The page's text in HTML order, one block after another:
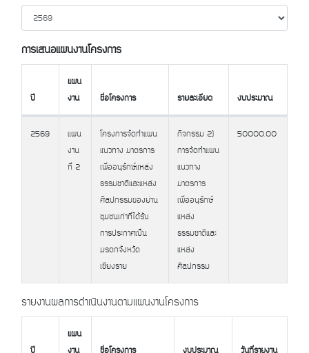
การเสนอแผนงานโครงการ
ปี
แผน
งาน
ชื่อโครงการ รายละเอียด งบประมาณ
2569
แผน
งาน
ที่ 2
โครงการจัดทำแผน
แนวทาง มาตรการ
เพื่ออนุรักษ์แหล่ง
ธรรมชาติและแหล่ง
ศิลปกรรมของย่าน
ชุมชนเก่าที่ได้รับ
การประกาศเป็น
มรดกจังหวัด
เชียงราย
กิจกรรม 2)
การจัดทำแผน
แนวทาง
มาตรการ
เพื่ออนุรักษ์
แหล่ง
ธรรมชาติและ
แหล่ง
ศิลปกรรม
50000.00
รายงานผลการดำเนินงานตามแผนงานโครงการ
ปี
แผน
งาน
ชื่อโครงการ งบประมาณ วันที่รายงาน